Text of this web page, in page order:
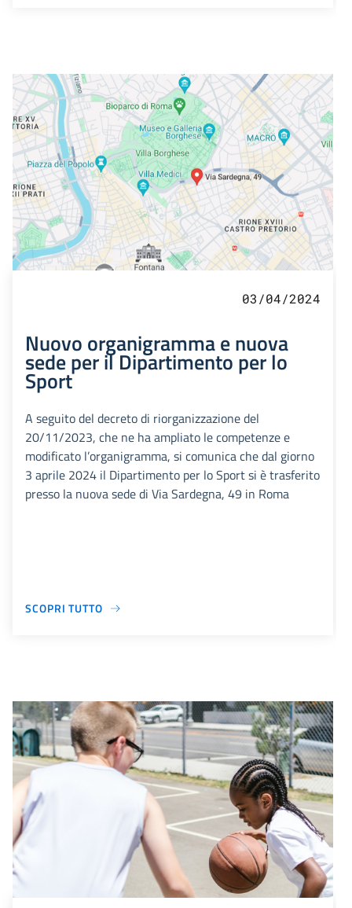
03/04/2024
Nuovo organigramma e nuova
sede per il Dipartimento per lo
Sport
A seguito del decreto di riorganizzazione del
20/11/2023, che ne ha ampliato le competenze e
modificato l’organigramma, si comunica che dal giorno
3 aprile 2024 il Dipartimento per lo Sport si è trasferito
presso la nuova sede di Via Sardegna, 49 in Roma
SCOPRI TUTTO